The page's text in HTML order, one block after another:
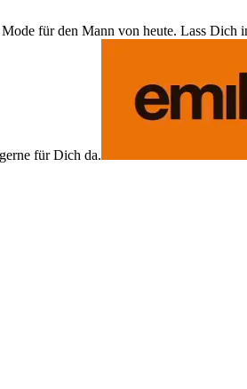
für den Mann von heute. Lass Dich
für Dich da.